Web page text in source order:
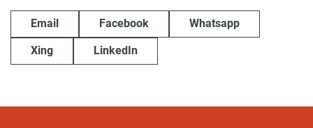
Email Facebook Whatsapp
Xing LinkedIn